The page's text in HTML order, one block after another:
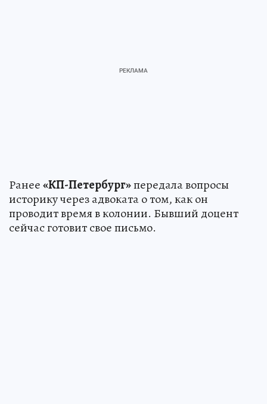
Ранее«КП-Петербург»передала вопросы
историку через адвоката о том, как он
проводит время в колонии. Бывший доцент
сейчас готовит свое письмо.